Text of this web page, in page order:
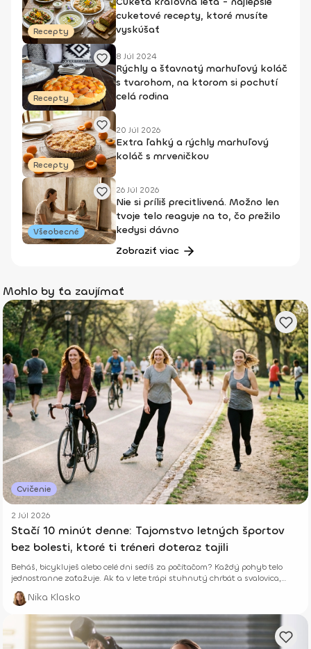
Recepty
cuketové recepty, ktoré musíte
vyskúšať
Recepty
8 Júl 2024
Rýchly a šťavnatý marhuľový koláč
s tvarohom, na ktorom si pochutí
celá rodina
Recepty
20 Júl 2026
Extra ľahký a rýchly marhuľový
koláč s mrveničkou
Všeobecné
26 Júl 2026
Nie si príliš precitlivená. Možno len
tvoje telo reaguje na to, čo prežilo
kedysi dávno
Zobraziť viac
Mohlo by ťa zaujímať
Cvičenie
2 Júl 2026
Stačí 10 minút denne: Tajomstvo letných športov
bez bolesti, ktoré ti tréneri doteraz tajili
Beháš, bicykluješ alebo celé dni sedíš za počítačom? Každý pohyb telo
jednostranne zaťažuje. Ak ťa v lete trápi stuhnutý chrbát a svalovica,
niekde robíš chybu. Zisti, ako ti len 10 minút správneho cvičenia denne
vráti energiu a zabezpečí leto úplne bez b
Nika Klasko